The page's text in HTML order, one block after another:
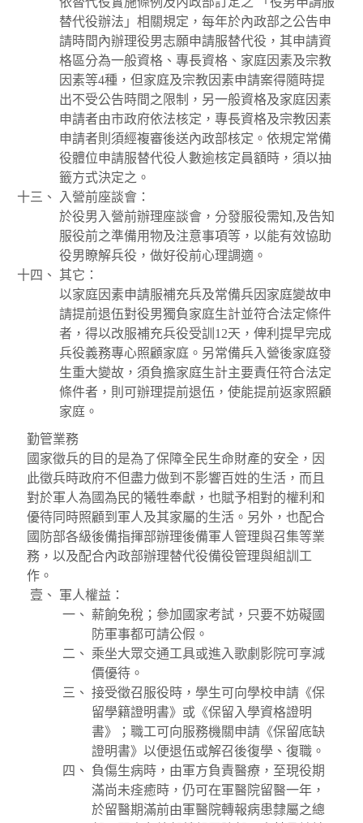
替代役辦法」相關規定，每年於內政部之公告申
請時間內辦理役男志願申請服替代役，其申請資
格區分為一般資格、專長資格、家庭因素及宗教
因素等4種，但家庭及宗教因素申請案得隨時提
出不受公告時間之限制，另一般資格及家庭因素
申請者由市政府依法核定，專長資格及宗教因素
申請者則須經複審後送內政部核定。依規定常備
役體位申請服替代役人數逾核定員額時，須以抽
籤方式決定之。
入營前座談會：
於役男入營前辦理座談會，分發服役需知,及告知
服役前之準備用物及注意事項等，以能有效協助
役男瞭解兵役，做好役前心理調適。
其它：
以家庭因素申請服補充兵及常備兵因家庭變故申
請提前退伍對役男獨負家庭生計並符合法定條件
者，得以改服補充兵役受訓12天，俾利提早完成
兵役義務專心照顧家庭。另常備兵入營後家庭發
生重大變故，須負擔家庭生計主要責任符合法定
條件者，則可辦理提前退伍，使能提前返家照顧
家庭。
勤管業務
國家徵兵的目的是為了保障全民生命財產的安全，因
此徵兵時政府不但盡力做到不影響百姓的生活，而且
對於軍人為國為民的犧牲奉獻，也賦予相對的權利和
優待同時照顧到軍人及其家屬的生活。另外，也配合
國防部各級後備指揮部辦理後備軍人管理與召集等業
務，以及配合內政部辦理替代役備役管理與組訓工
作。
軍人權益：
薪餉免稅；參加國家考試，只要不妨礙國
防軍事都可請公假。
乘坐大眾交通工具或進入歌劇影院可享減
價優待。
接受徵召服役時，學生可向學校申請《保
留學籍證明書》或《保留入學資格證明
書》；職工可向服務機關申請《保留底缺
證明書》以便退伍或解召後復學、復職。
負傷生病時，由軍方負責醫療，至現役期
滿尚未痊癒時，仍可在軍醫院留醫一年，
於留醫期滿前由軍醫院轉報病患隸屬之總